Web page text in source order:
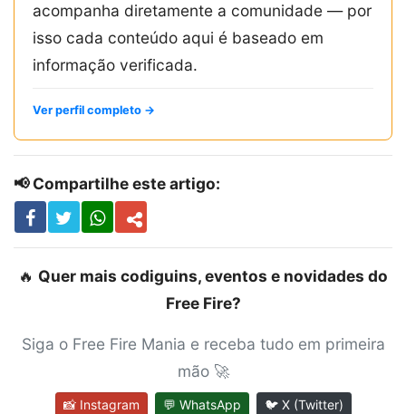
acompanha diretamente a comunidade — por
isso cada conteúdo aqui é baseado em
informação verificada.
Ver perfil completo →
📢 Compartilhe este artigo:
🔥 Quer mais codiguins, eventos e novidades do
Free Fire?
Siga o Free Fire Mania e receba tudo em primeira
mão 🚀
📸 Instagram 💬 WhatsApp 🐦 X (Twitter)